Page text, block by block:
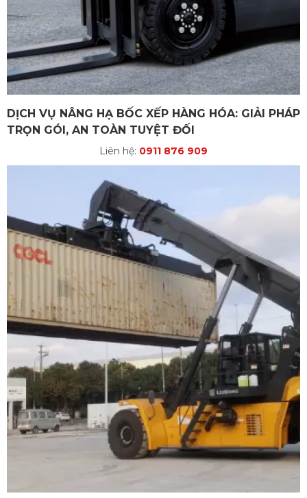
DỊCH VỤ NÂNG HẠ BỐC XẾP HÀNG HÓA: GIẢI PHÁP
TRỌN GÓI, AN TOÀN TUYỆT ĐỐI
Liên hệ: 0911 876 909